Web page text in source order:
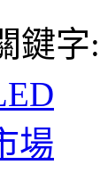
鍵字:
場